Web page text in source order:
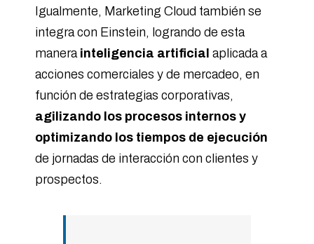
Igualmente, Marketing Cloud también se
integra con Einstein, logrando de esta
manerainteligencia artificial aplicada a
acciones comerciales y de mercadeo, en
función de estrategias corporativas,
agilizando los procesos internos y
optimizando los tiempos de ejecución
de jornadas de interacción con clientes y
prospectos.